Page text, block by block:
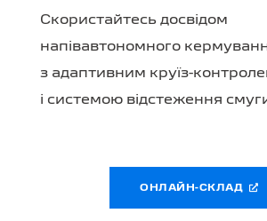
Скористайтесь досвідом
напівавтономного
з адаптивним круїз-
і системою відстеження
ОНЛАЙН-СКЛАД